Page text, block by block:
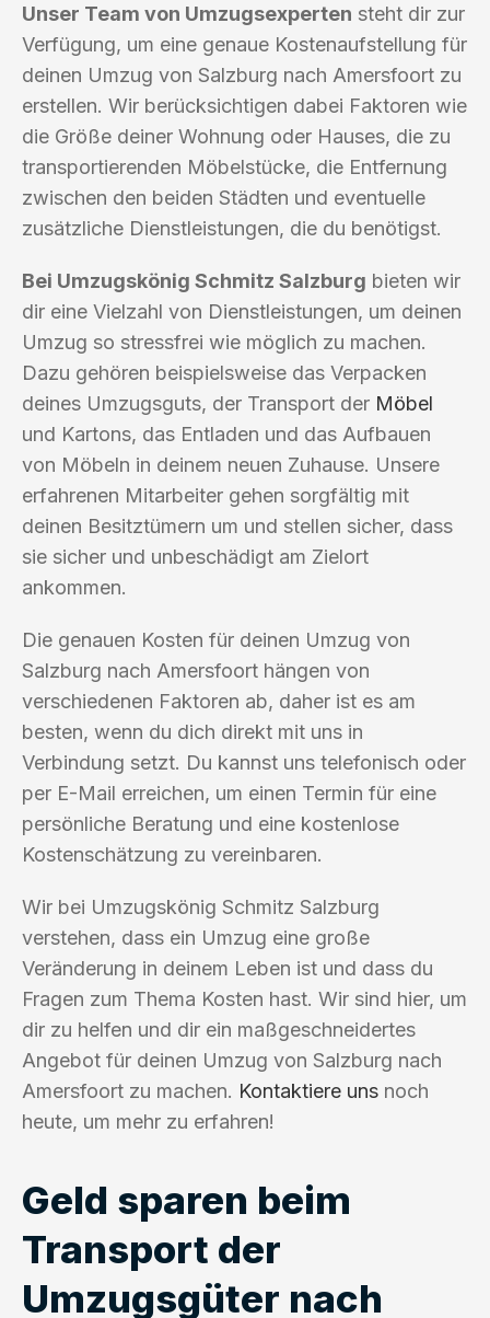
Unser Team von Umzugsexperten steht dir zur
Verfügung, um eine genaue Kostenaufstellung für
deinen Umzug von Salzburg nach Amersfoort zu
erstellen. Wir berücksichtigen dabei Faktoren wie
die Größe deiner Wohnung oder Hauses, die zu
transportierenden Möbelstücke, die Entfernung
zwischen den beiden Städten und eventuelle
zusätzliche Dienstleistungen, die du benötigst.
Bei Umzugskönig Schmitz Salzburg bieten wir
dir eine Vielzahl von Dienstleistungen, um deinen
Umzug so stressfrei wie möglich zu machen.
Dazu gehören beispielsweise das Verpacken
deines Umzugsguts, der Transport der Möbel
und Kartons, das Entladen und das Aufbauen
von Möbeln in deinem neuen Zuhause. Unsere
erfahrenen Mitarbeiter gehen sorgfältig mit
deinen Besitztümern um und stellen sicher, dass
sie sicher und unbeschädigt am Zielort
ankommen.
Die genauen Kosten für deinen Umzug von
Salzburg nach Amersfoort hängen von
verschiedenen Faktoren ab, daher ist es am
besten, wenn du dich direkt mit uns in
Verbindung setzt. Du kannst uns telefonisch oder
per E-Mail erreichen, um einen Termin für eine
persönliche Beratung und eine kostenlose
Kostenschätzung zu vereinbaren.
Wir bei Umzugskönig Schmitz Salzburg
verstehen, dass ein Umzug eine große
Veränderung in deinem Leben ist und dass du
Fragen zum Thema Kosten hast. Wir sind hier, um
dir zu helfen und dir ein maßgeschneidertes
Angebot für deinen Umzug von Salzburg nach
Amersfoort zu machen. Kontaktiere uns noch
heute, um mehr zu erfahren!
Geld sparen beim
Transport der
Umzugsgüter nach